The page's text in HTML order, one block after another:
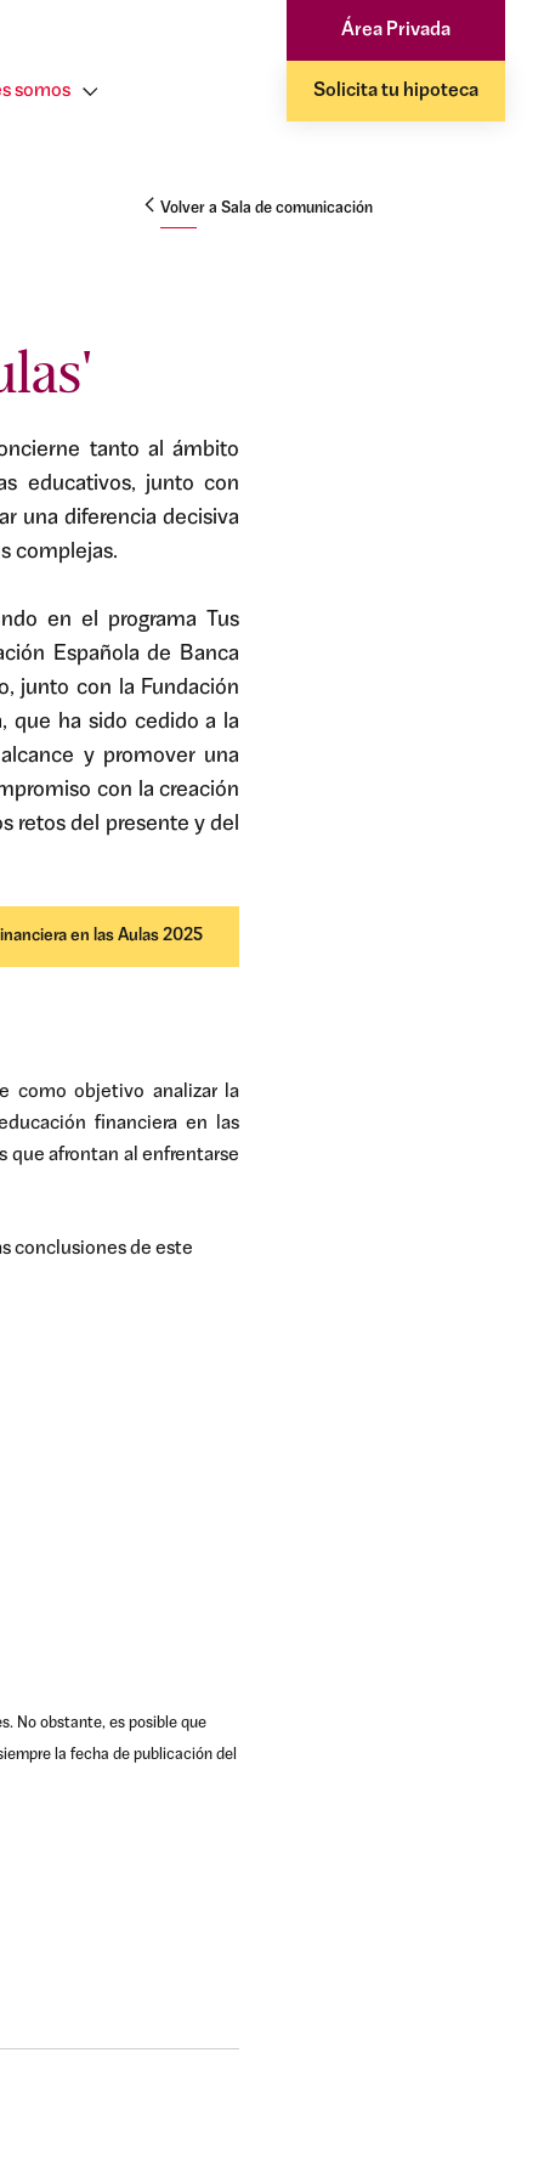
Área Privada
somos Solicita tu hipoteca
Volver a Sala de comunicación
tanto al ámbito
educativos, junto con
una diferencia decisiva
complejas.
en el programa Tus
Española de Banca
junto con la Fundación
que ha sido cedido a la
y promover una
con la creación
retos del presente y del
en las Aulas 2025
como objetivo analizar la
financiera en las
que afrontan al enfrentarse
conclusiones de este
No obstante, es posible que
la fecha de publicación del